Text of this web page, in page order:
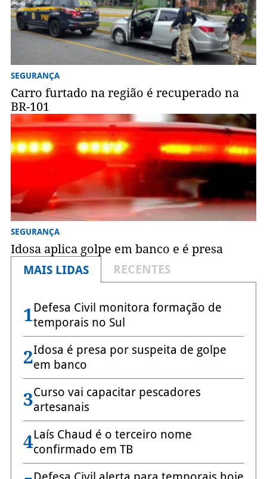
SEGURANÇA
Carro furtado na região é recuperado na
BR-101
SEGURANÇA
Idosa aplica golpe em banco e é presa
MAIS LIDAS
RECENTES
1Defesa Civil monitora formação de
temporais no Sul
2Idosa é presa por suspeita de golpe
em banco
3Curso vai capacitar pescadores
artesanais
4Laís Chaud é o terceiro nome
confirmado em TB